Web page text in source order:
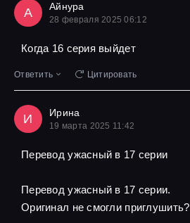
А Айнура
28 февраля 2025 06:12
Когда 16 серия выйдет
Ответить Цитировать
И Ирина
19 марта 2025 11:42
Перевод ужасный в 17 серии
Перевод ужасный в 17 серии.
Оригинал не смогли приглушить?